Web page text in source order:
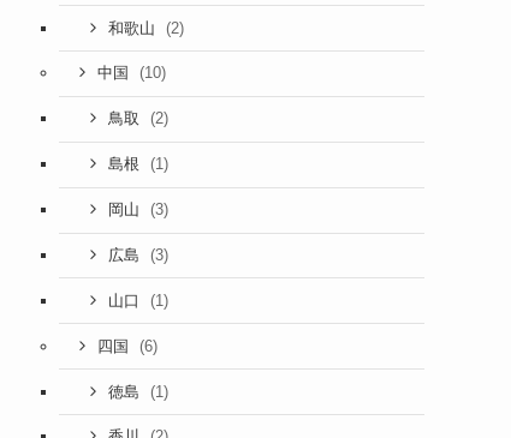
和歌山 (2)
中国 (10)
鳥取 (2)
島根 (1)
岡山 (3)
広島 (3)
山口 (1)
四国 (6)
徳島 (1)